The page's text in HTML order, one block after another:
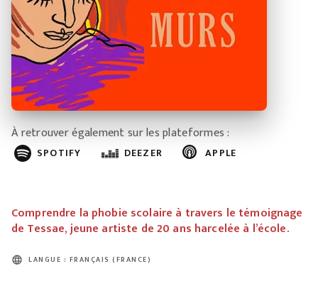
À retrouver également sur les plateformes :
SPOTIFY DEEZER APPLE
Comprendre la phobie scolaire à travers le témoignage
de Tessae, jeune artiste de 20 ans harcelée à l’école.
language LANGUE : FRANÇAIS (FRANCE)